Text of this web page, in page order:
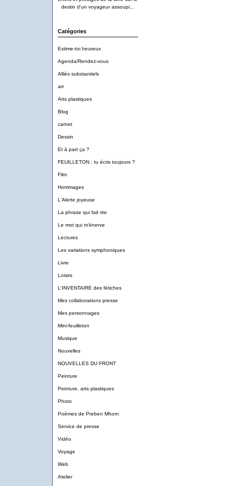
destin d'un voyageur assoupi...
Catégories
Estime-toi heureux
Agenda/Rendez-vous
Alliés substantiels
art
Arts plastiques
Blog
carnet
Dessin
Et à part ça ?
FEUILLETON : tu écris toujours ?
Film
Hommages
L'Alerte joyeuse
La phrase qui fait rire
Le mot qui m'énerve
Lectures
Les variations symphoniques
Livre
Loisirs
L'INVENTAIRE des fétiches
Mes collaborations presse
Mes personnages
Mini-feuilleton
Musique
Nouvelles
NOUVELLES DU FRONT
Peinture
Peinture, arts plastiques
Photo
Poèmes de Preben Mhorn
Service de presse
Vidéo
Voyage
Web
Atelier